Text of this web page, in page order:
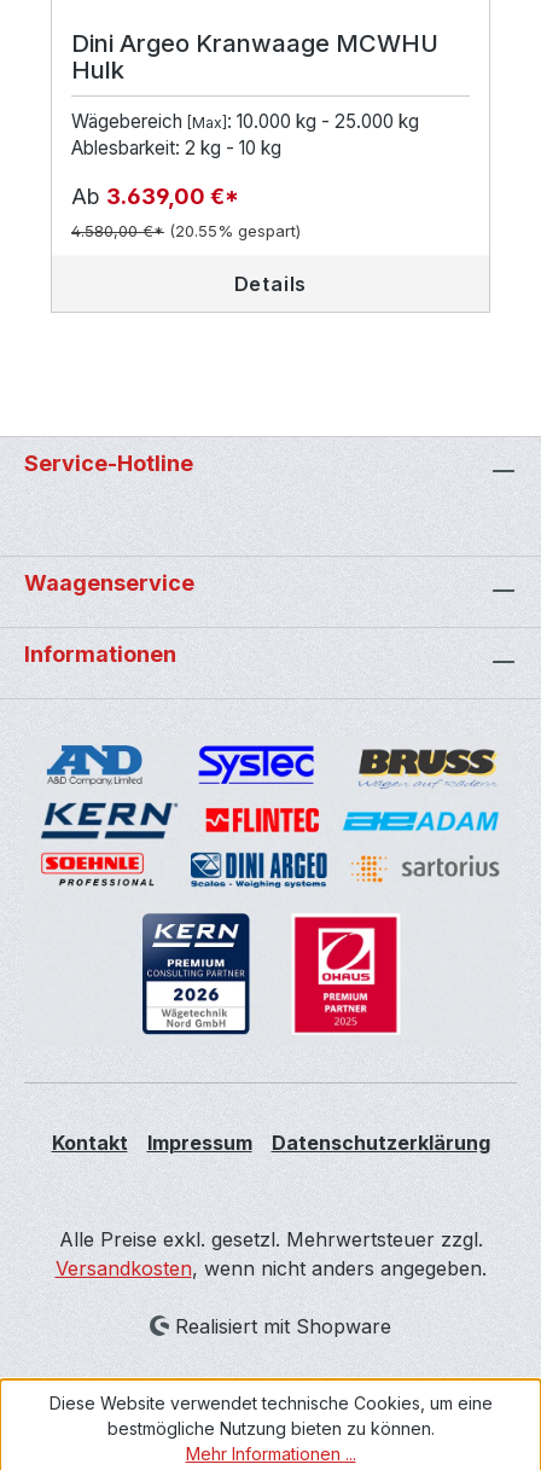
Dini Argeo Kranwaage MCWHU
Hulk
Wägebereich [Max] : 10.000 kg - 25.000 kg
Ablesbarkeit: 2 kg - 10 kg
Ab 3.639,00 €*
4.580,00 €* (20.55% gespart)
Details
Service-Hotline
Waagenservice
Informationen
Kontakt Impressum Datenschutzerklärung
Alle Preise exkl. gesetzl. Mehrwertsteuer zzgl.
Versandkosten, wenn nicht anders angegeben.
Realisiert mit Shopware
Diese Website verwendet technische Cookies, um eine
bestmögliche Nutzung bieten zu können.
Mehr Informationen ...